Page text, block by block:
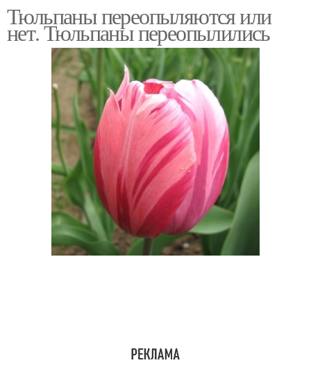
Тюльпаны переопыляются или
нет. Тюльпаны переопылились